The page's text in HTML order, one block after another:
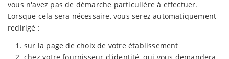
vous n'avez pas de démarche particulière à effectuer.
Lorsque cela sera nécessaire, vous serez automatiquement
redirigé :
sur la page de choix de votre établissement